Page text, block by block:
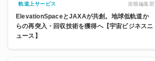
軌道上サービス 宙畑編集部
ElevationSpaceとJAXAが共創。地球低軌道か
らの再突入・回収技術を獲得へ【宇宙ビジネスニ
ュース】